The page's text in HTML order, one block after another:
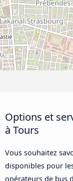
Options et
à Tours
Vous souhaitez
disponibles pour
opérateurs de bus